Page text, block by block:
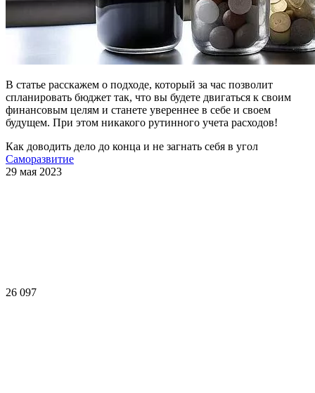
В статье расскажем о подходе, который за час позволит
спланировать бюджет так, что вы будете двигаться к своим
финансовым целям и станете увереннее в себе и своем
будущем. При этом никакого рутинного учета расходов!
Как доводить дело до конца и не загнать себя в угол
Саморазвитие
29 мая 2023
26 097